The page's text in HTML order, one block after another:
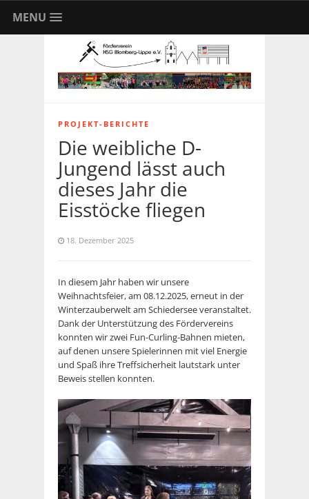
MENU
PROJEKT-BERICHTE
Die weibliche D-
Jungend lässt auch
dieses Jahr die
Eisstöcke fliegen
18. Dezember 2025
In diesem Jahr haben wir unsere
Weihnachtsfeier, am 08.12.2025, erneut in der
Winterzauberwelt am Schiedersee veranstaltet.
Dank der Unterstützung des Fördervereins
konnten wir zwei Fun-Curling-Bahnen mieten,
auf denen unsere Spielerinnen mit viel Energie
und Spaß ihre Treffsicherheit lautstark unter
Beweis stellen konnten.